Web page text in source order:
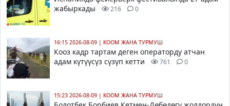
жабыркады
216 0
16:15 2026-08-09 | КООМ ЖАНА ТУРМУШ
Кооз кадр тартам деген операторду атчан
адам күтүүсүз сүзүп кетти
761 0
15:23 2026-08-09 | КООМ ЖАНА ТУРМУШ